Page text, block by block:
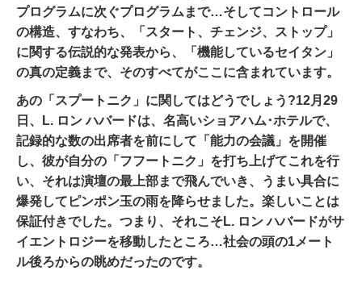
プログラムに次ぐプログラムまで…そしてコントロール
の構造、すなわち、「スタート、チェンジ、ストップ」
に関する伝説的な発表から、「機能しているセイタン」
の真の定義まで、そのすべてがここに含まれています。
あの「スプートニク」に関してはどうでしょう?12月29
日、L. ロン ハバードは、名高いショアハム･ホテルで、
記録的な数の出席者を前にして「能力の会議」を開催
し、彼が自分の「フフートニク」を打ち上げてこれを行
い、それは演壇の最上部まで飛んでいき、うまい具合に
爆発してピンポン玉の雨を降らせました。 楽しいことは
保証付きでした。つまり、それこそL. ロン ハバードがサ
イエントロジーを移動したところ…社会の頭の1メート
ル後ろからの眺めだったのです。